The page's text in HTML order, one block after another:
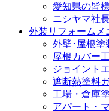
愛知県の皆
ニシヤマ社
外装リフォームメ
外壁･屋根塗
屋根カバー
ジョイント
遮断熱塗料
工場・倉庫
アパート・